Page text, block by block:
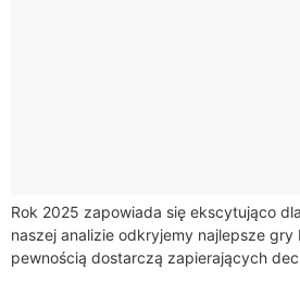
Rok 2025 zapowiada się ekscytująco
naszej analizie odkryjemy najlepsze gry
pewnością dostarczą zapierających